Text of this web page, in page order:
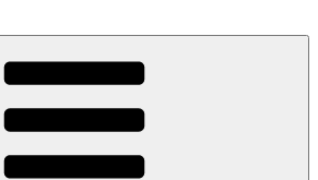
Zuhause ist